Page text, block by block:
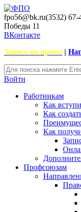
fpo56@bk.ru(3532) 67-
Победы 11
ВКонтакте
Запись на прием |
Войти
Работникам
Как
Как
Как
Профсоюзам